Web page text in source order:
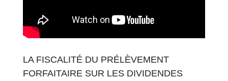
LA FISCALITÉ DU PRÉLÈVEMENT
FORFAITAIRE SUR LES DIVIDENDES